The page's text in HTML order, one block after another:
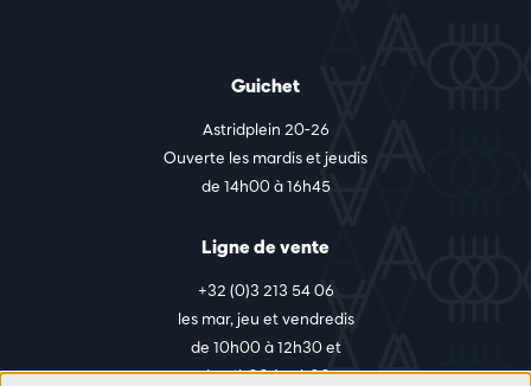
Guichet
Astridplein 20-26
Ouverte les mardis et jeudis
de 14h00 à 16h45
Ligne de vente
+32 (0)3 213 54 06
les mar, jeu et vendredis
de 10h00 à 12h30 et
de 14h00 à 17h00